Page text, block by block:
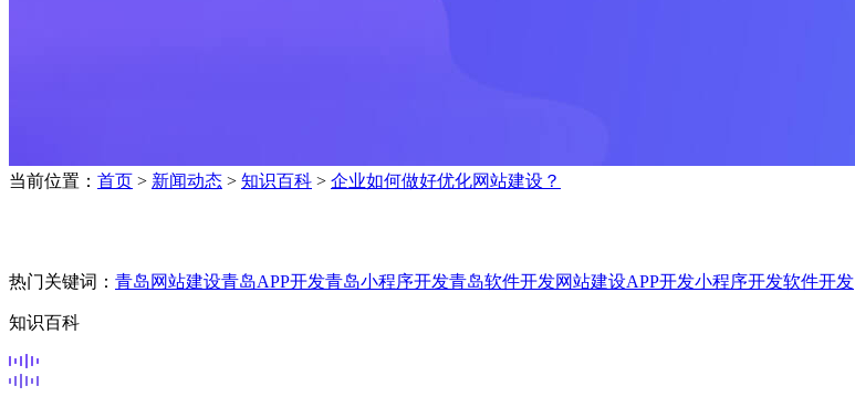
当前位置： 首页 > 新闻动态 > 知识百科 > 企业如何做好优化网站建设？
热门关键词： 青岛网站建设青岛APP开发青岛小程序开发青岛软件开发网站建设APP开发小程序开发软件开发
知识百科